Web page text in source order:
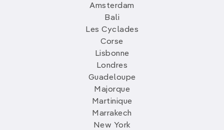
Amsterdam
Bali
Les Cyclades
Corse
Lisbonne
Londres
Guadeloupe
Majorque
Martinique
Marrakech
New York